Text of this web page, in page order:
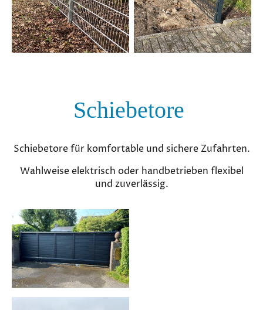
Schiebetore
Schiebetore für komfortable und sichere Zufahrten.
Wahlweise elektrisch oder handbetrieben flexibel
und zuverlässig.